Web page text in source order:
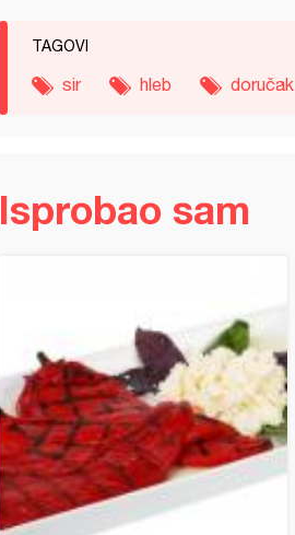
TAGOVI
sir hleb doručak
Isprobao sam